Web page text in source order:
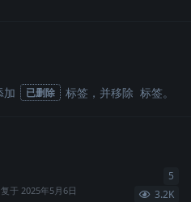
加 已删除 标签 ，并移除 标签。
于 2025年5月6日 3.2K
5